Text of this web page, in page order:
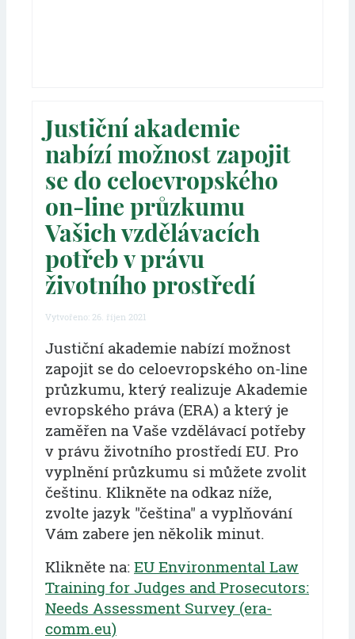
Justiční akademie
nabízí možnost zapojit
se do celoevropského
on-line průzkumu
Vašich vzdělávacích
potřeb v právu
životního prostředí
Vytvořeno: 26. říjen 2021
Justiční akademie nabízí možnost
zapojit se do celoevropského on-line
průzkumu, který realizuje Akademie
evropského práva (ERA) a který je
zaměřen na Vaše vzdělávací potřeby
v právu životního prostředí EU. Pro
vyplnění průzkumu si můžete zvolit
češtinu. Klikněte na odkaz níže,
zvolte jazyk "čeština" a vyplňování
Vám zabere jen několik minut.
Klikněte na: EU Environmental Law
Training for Judges and Prosecutors:
Needs Assessment Survey (era-
comm.eu)